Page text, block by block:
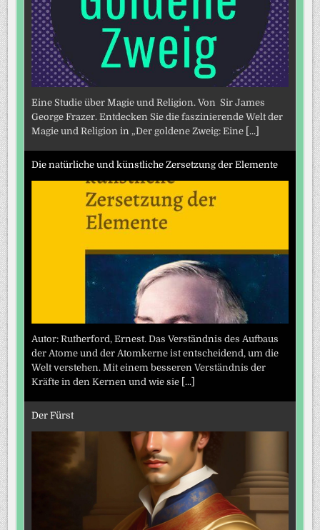
Eine Studie über Magie und Religion. Von Sir James
George Frazer. Entdecken Sie die faszinierende Welt der
Magie und Religion in „Der goldene Zweig: Eine [...]
Die natürliche und künstliche Zersetzung der Elemente
Autor: Rutherford, Ernest. Das Verständnis des Aufbaus
der Atome und der Atomkerne ist entscheidend, um die
Welt verstehen. Mit einem besseren Verständnis der
Kräfte in den Kernen und wie sie [...]
Der Fürst